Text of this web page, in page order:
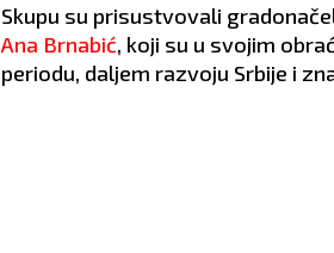
Skupu su prisustvovali
Ana Brnabić, koji su u svojim
periodu, daljem razvoju Srbije i